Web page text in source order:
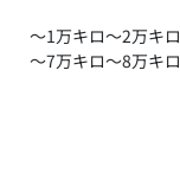
～1万キロ～2万キロ
～7万キロ～8万キロ